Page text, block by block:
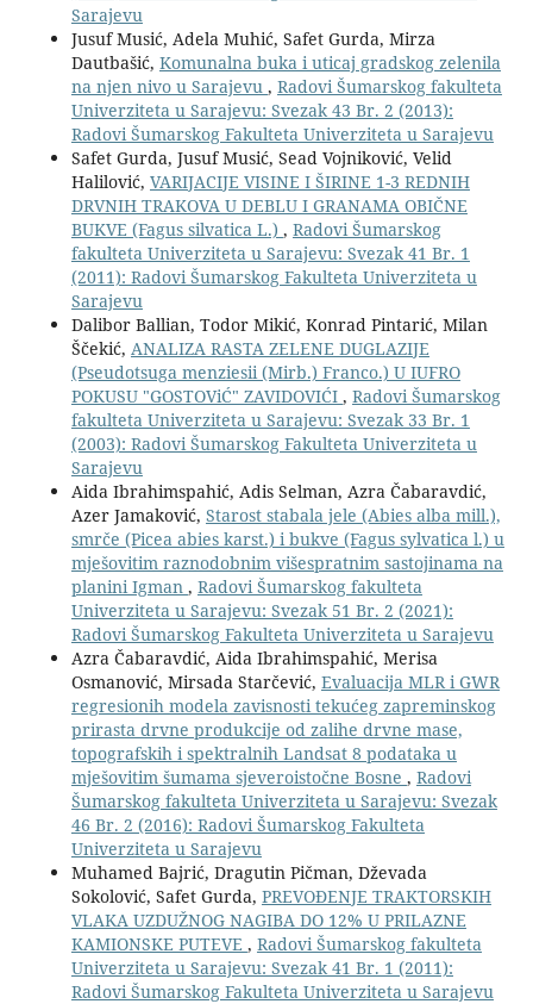
Sarajevu
Jusuf Musić, Adela Muhić, Safet Gurda, Mirza
Dautbašić, Komunalna buka i uticaj gradskog zelenila
na njen nivo u Sarajevu , Radovi Šumarskog fakulteta
Univerziteta u Sarajevu: Svezak 43 Br. 2 (2013):
Radovi Šumarskog Fakulteta Univerziteta u Sarajevu
Safet Gurda, Jusuf Musić, Sead Vojniković, Velid
Halilović, VARIJACIJE VISINE I ŠIRINE 1-3 REDNIH
DRVNIH TRAKOVA U DEBLU I GRANAMA OBIČNE
BUKVE (Fagus silvatica L.) , Radovi Šumarskog
fakulteta Univerziteta u Sarajevu: Svezak 41 Br. 1
(2011): Radovi Šumarskog Fakulteta Univerziteta u
Sarajevu
Dalibor Ballian, Todor Mikić, Konrad Pintarić, Milan
Ščekić, ANALIZA RASTA ZELENE DUGLAZIJE
(Pseudotsuga menziesii (Mirb.) Franco.) U IUFRO
POKUSU "GOSTOViĆ" ZAVIDOVIĆI , Radovi Šumarskog
fakulteta Univerziteta u Sarajevu: Svezak 33 Br. 1
(2003): Radovi Šumarskog Fakulteta Univerziteta u
Sarajevu
Aida Ibrahimspahić, Adis Selman, Azra Čabaravdić,
Azer Jamaković, Starost stabala jele (Abies alba mill.),
smrče (Picea abies karst.) i bukve (Fagus sylvatica l.) u
mješovitim raznodobnim višespratnim sastojinama na
planini Igman , Radovi Šumarskog fakulteta
Univerziteta u Sarajevu: Svezak 51 Br. 2 (2021):
Radovi Šumarskog Fakulteta Univerziteta u Sarajevu
Azra Čabaravdić, Aida Ibrahimspahić, Merisa
Osmanović, Mirsada Starčević, Evaluacija MLR i GWR
regresionih modela zavisnosti tekućeg zapreminskog
prirasta drvne produkcije od zalihe drvne mase,
topografskih i spektralnih Landsat 8 podataka u
mješovitim šumama sjeveroistočne Bosne , Radovi
Šumarskog fakulteta Univerziteta u Sarajevu: Svezak
46 Br. 2 (2016): Radovi Šumarskog Fakulteta
Univerziteta u Sarajevu
Muhamed Bajrić, Dragutin Pičman, Dževada
Sokolović, Safet Gurda, PREVOĐENJE TRAKTORSKIH
VLAKA UZDUŽNOG NAGIBA DO 12% U PRILAZNE
KAMIONSKE PUTEVE , Radovi Šumarskog fakulteta
Univerziteta u Sarajevu: Svezak 41 Br. 1 (2011):
Radovi Šumarskog Fakulteta Univerziteta u Sarajevu